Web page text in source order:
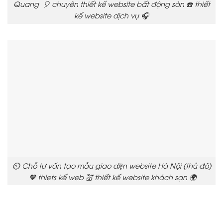
Quang 🎈 chuyên thiết kế website bất động sản ☎️ thiết
kế website dịch vụ 🎧
⏲️ Chỗ tư vấn tạo mẫu giao diện website Hà Nội (thủ đô)
🧡 thiets kế web 💒 thiết kế website khách sạn 🌍